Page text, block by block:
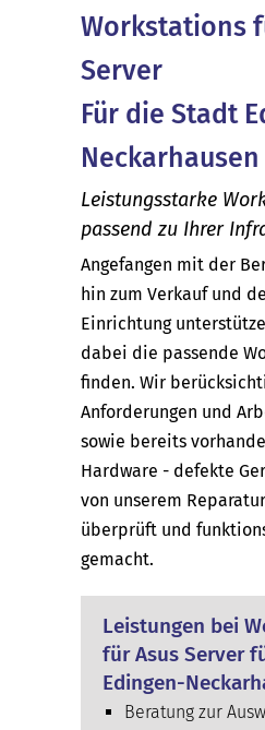
Workstations
Server
Für die Stadt
Neckarhausen
Leistungsstarke
passend zu Ihrer
Angefangen mit der
hin zum Verkauf und
Einrichtung
dabei die passende
finden. Wir
Anforderungen und
sowie bereits
Hardware - defekte
von unserem
überprüft und
gemacht.
Leistungen bei
für Asus Server
Edingen-
Beratung zur